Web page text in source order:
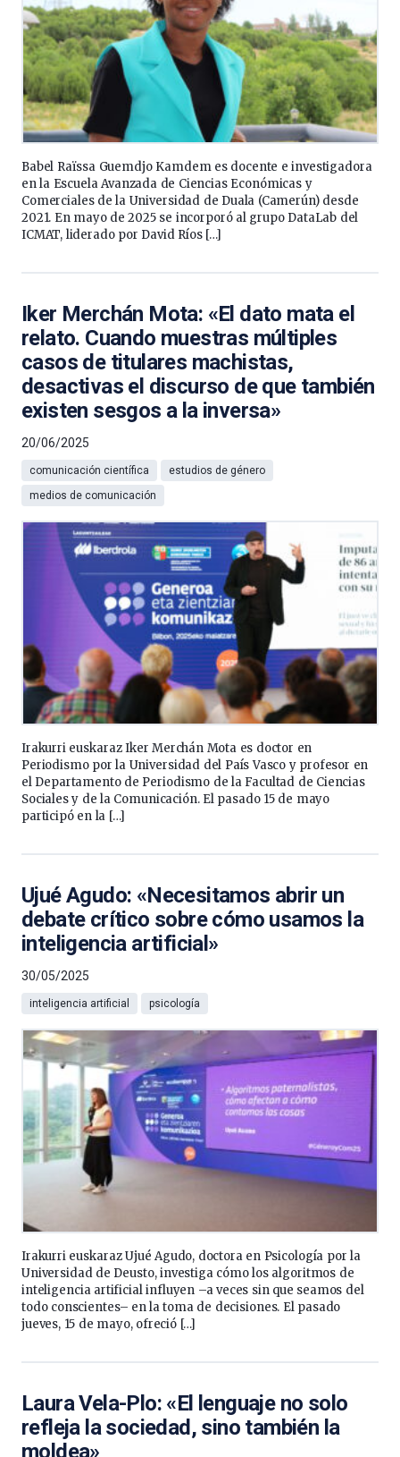
Babel Raïssa Guemdjo Kamdem es docente e investigadora
en la Escuela Avanzada de Ciencias Económicas y
Comerciales de la Universidad de Duala (Camerún) desde
2021. En mayo de 2025 se incorporó al grupo DataLab del
ICMAT, liderado por David Ríos […]
Iker Merchán Mota: «El dato mata el
relato. Cuando muestras múltiples
casos de titulares machistas,
desactivas el discurso de que también
existen sesgos a la inversa»
20/06/2025
comunicación científica
estudios de género
medios de comunicación
Irakurri euskaraz Iker Merchán Mota es doctor en
Periodismo por la Universidad del País Vasco y profesor en
el Departamento de Periodismo de la Facultad de Ciencias
Sociales y de la Comunicación. El pasado 15 de mayo
participó en la […]
Ujué Agudo: «Necesitamos abrir un
debate crítico sobre cómo usamos la
inteligencia artificial»
30/05/2025
inteligencia artificial psicología
Irakurri euskaraz Ujué Agudo, doctora en Psicología por la
Universidad de Deusto, investiga cómo los algoritmos de
inteligencia artificial influyen –a veces sin que seamos del
todo conscientes– en la toma de decisiones. El pasado
jueves, 15 de mayo, ofreció […]
Laura Vela-Plo: «El lenguaje no solo
refleja la sociedad, sino también la
moldea»